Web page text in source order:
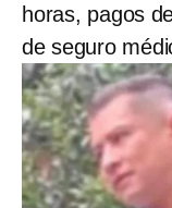
horas, pagos
de seguro